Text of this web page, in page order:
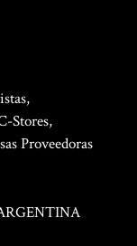
Stores,
Proveedoras